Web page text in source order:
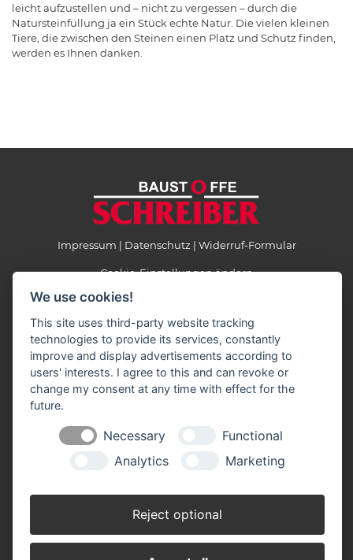
leicht aufzustellen und – nicht zu vergessen – durch die
Natursteinfüllung ja ein Stück echte Natur. Die vielen kleinen
Tiere, die zwischen den Steinen einen Platz und Schutz finden,
werden es Ihnen danken.
Impressum Datenschutz Widerruf-Formular
Cookie-Einstellungen ändern
Hämelstraße 2-4, 32425 Minden
Telefon: 05 71 / 9 75 93 - 0
Telefax: 05 71 / 9 75 93 - 10
E-Mail:info(at)schreiber-baustoffe.de
März - November:
Samstag: 07.00 - 12.00 Uhr
Dezember - Februar:
Montag - Freitag: 07.30 - 17.00 Uhr
Samstag: 07.30 - 12.00 Uhr
We use cookies!
This site uses third-party website tracking
technologies to provide its services, constantly
improve and display advertisements according to
users' interests. I agree to this and can revoke or
change my consent at any time with effect for the
future.
Necessary
Functional
Analytics
Marketing
Reject optional